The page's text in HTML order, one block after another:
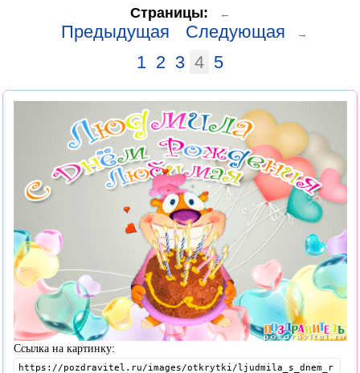
Страницы: ←
Предыдущая Следующая →
1 2 3 4 5
Ссылка на картинку: